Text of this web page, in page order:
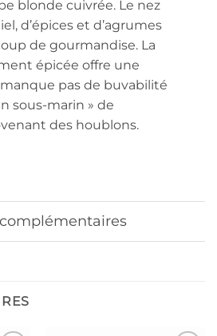
blonde cuivrée. Le nez
d’épices et d’agrumes
de gourmandise. La
épicée offre une
pas de buvabilité
sous-marin » de
des houblons.